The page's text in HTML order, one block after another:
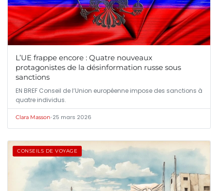
L’UE frappe encore : Quatre nouveaux
protagonistes de la désinformation russe sous
sanctions
EN BREF Conseil de l’Union européenne impose des sanctions à
quatre individus.
Clara Masson•25 mars 2026
CONSEILS DE VOYAGE